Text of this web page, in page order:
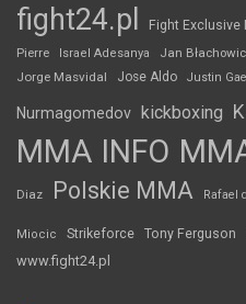
fight24.pl Fight Exclusive
Pierre
Israel Adesanya Jan
Jorge Masvidal Jose Aldo Justin
Nurmagomedov kickboxing
MMA INFO
Diaz Polskie MMA Rafael
Miocic Strikeforce Tony Ferguson
www.fight24.pl